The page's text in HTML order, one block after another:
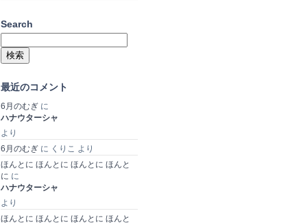
Search
索:
最近のコメント
6月のむぎ に
ハナウターシャ
より
6月のむぎ に くりこ より
ほんとに ほんとに ほんとに ほんと
に に
ハナウターシャ
より
ほんとに ほんとに ほんとに ほんと